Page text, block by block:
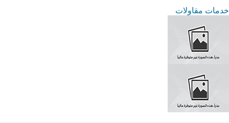
خدمات مقاولات